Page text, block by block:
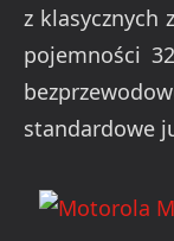
z klasycznych
pojemności
standardowe